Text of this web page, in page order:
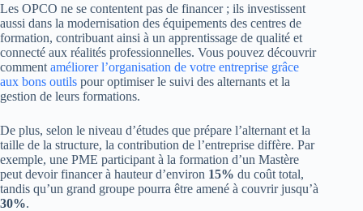
Les OPCO ne se contentent pas de financer ; ils investissent
aussi dans la modernisation des équipements des centres de
formation, contribuant ainsi à un apprentissage de qualité et
connecté aux réalités professionnelles. Vous pouvez découvrir
comment améliorer l’organisation de votre entreprise grâce
aux bons outils pour optimiser le suivi des alternants et la
gestion de leurs formations.
De plus, selon le niveau d’études que prépare l’alternant et la
taille de la structure, la contribution de l’entreprise diffère. Par
exemple, une PME participant à la formation d’un Mastère
peut devoir financer à hauteur d’environ 15% du coût total,
tandis qu’un grand groupe pourra être amené à couvrir jusqu’à
30%.